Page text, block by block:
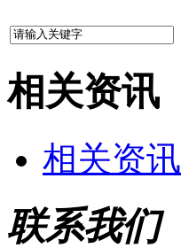
相关资讯
相关资讯
联系我们